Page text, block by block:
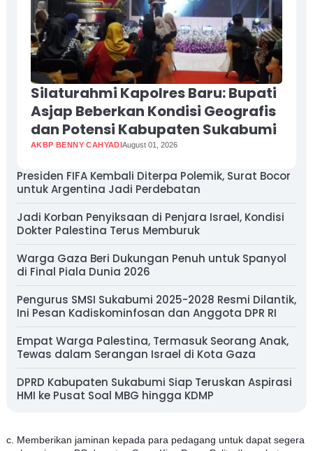
Silaturahmi Kapolres Baru: Bupati
Asjap Beberkan Kondisi Geografis
dan Potensi Kabupaten Sukabumi
AKBP BENNY CAHYADIAugust 01, 2026
Presiden FIFA Kembali Diterpa Polemik, Surat Bocor
untuk Argentina Jadi Perdebatan
Jadi Korban Penyiksaan di Penjara Israel, Kondisi
Dokter Palestina Terus Memburuk
Warga Gaza Beri Dukungan Penuh untuk Spanyol
di Final Piala Dunia 2026
Pengurus SMSI Sukabumi 2025-2028 Resmi Dilantik,
Ini Pesan Kadiskominfosan dan Anggota DPR RI
Empat Warga Palestina, Termasuk Seorang Anak,
Tewas dalam Serangan Israel di Kota Gaza
DPRD Kabupaten Sukabumi Siap Teruskan Aspirasi
HMI ke Pusat Soal MBG hingga KDMP
c. Memberikan jaminan kepada para pedagang untuk dapat segera